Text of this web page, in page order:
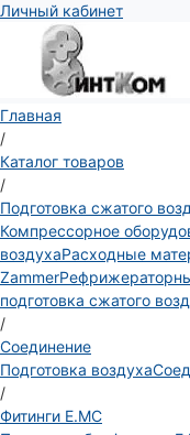
Личный кабинет
Главная
/
Каталог товаров
/
Подготовка сжатого
Компрессорное
воздухаРасходные
Zammer
подготовка сжатого
/
Соединение
Подготовка воздуха
/
Фитинги E.MC